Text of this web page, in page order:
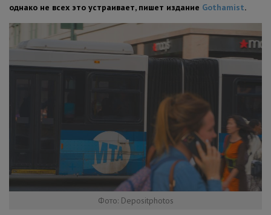
однако не всех это устраивает, пишет издание Gothamist.
Фото: Depositphotos